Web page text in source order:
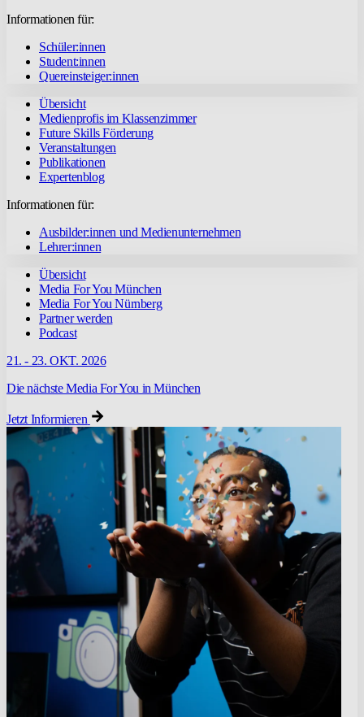
Informationen für:
Schüler:innen
Student:innen
Quereinsteiger:innen
Übersicht
Medienprofis im Klassenzimmer
Future Skills Förderung
Veranstaltungen
Publikationen
Expertenblog
Informationen für:
Ausbilder:innen und Medienunternehmen
Lehrer:innen
Übersicht
Media For You München
Media For You Nürnberg
Partner werden
Podcast
21. - 23. OKT. 2026
Die nächste Media For You in München
Jetzt Informieren